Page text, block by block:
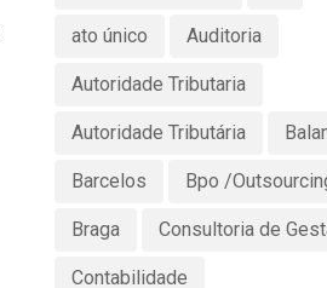
ato único Auditoria
Autoridade Tributaria
Autoridade Tributária
Barcelos Bpo /
Braga Consultoria de
Contabilidade